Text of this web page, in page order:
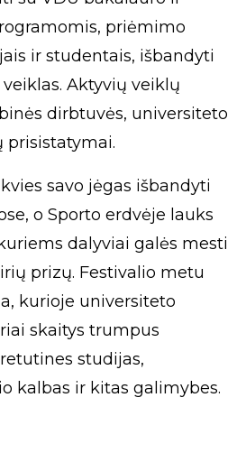
priėmimo
ir studentais, išbandyti
Aktyvių veiklų
dirbtuvės, universiteto
prisistatymai.
savo jėgas išbandyti
o Sporto erdvėje lauks
dalyviai galės mesti
prizų. Festivalio metu
kurioje universiteto
skaitys trumpus
studijas,
kalbas ir kitas galimybes.